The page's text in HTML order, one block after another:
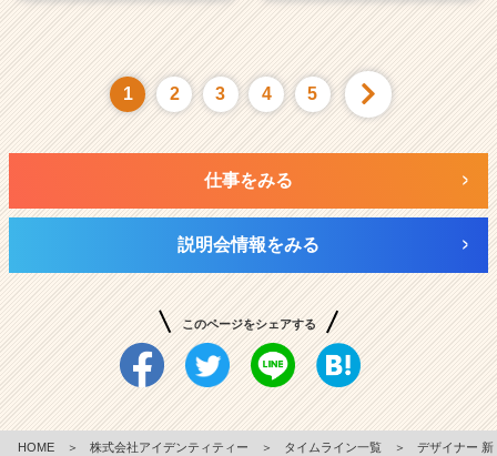
1 2 3 4 5
仕事をみる
説明会情報をみる
このページをシェアする
HOME ＞ 株式会社アイデンティティー ＞ タイムライン一覧 ＞
デザイナー 新